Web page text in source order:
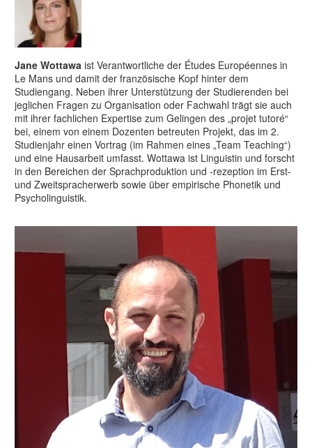
Jane Wottawa ist Verantwortliche der Études Européennes in
Le Mans und damit der französische Kopf hinter dem
Studiengang. Neben ihrer Unterstützung der Studierenden bei
jeglichen Fragen zu Organisation oder Fachwahl trägt sie auch
mit ihrer fachlichen Expertise zum Gelingen des „projet tutoré“
bei, einem von einem Dozenten betreuten Projekt, das im 2.
Studienjahr einen Vortrag (im Rahmen eines „Team Teaching“)
und eine Hausarbeit umfasst. Wottawa ist Linguistin und forscht
in den Bereichen der Sprachproduktion und -rezeption im Erst-
und Zweitspracherwerb sowie über empirische Phonetik und
Psycholinguistik.